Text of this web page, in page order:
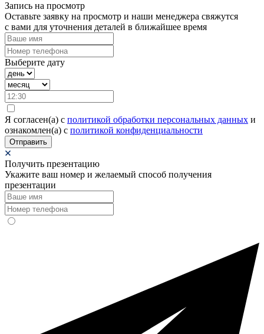
Запись на просмотр
Оставьте заявку на просмотр и наши менеджера свяжутся
с вами для уточнения деталей в ближайшее время
Выберите дату
Я согласен(а) c политикой обработки персональных данных и
ознакомлен(а) с политикой конфиденциальности
Отправить
Получить презентацию
Укажите ваш номер и желаемый способ получения
презентации